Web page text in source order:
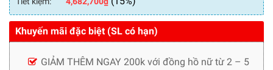
Khuyến mãi đặc biệt (SL có hạn)
GIẢM THÊM NGAY 200k với đồng hồ nữ từ 2 – 5